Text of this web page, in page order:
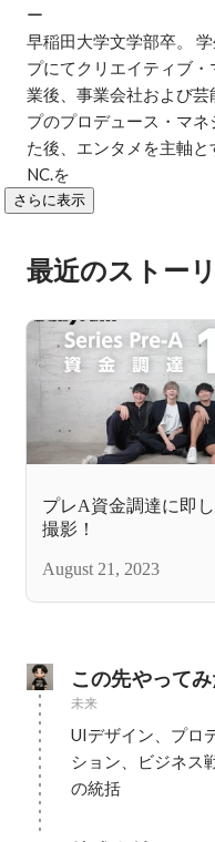
ー
早稲田大学文学部卒。
プにてクリエイティブ
業後、事業会社および
プのプロデュース・マ
た後、エンタメを主軸
NC.を
さらに表示
最近のストー
プレA資金調達に即
撮影！
August 21, 2023
この先やって
未来
UIデザイン、プロ
ション、ビジネス
の統括